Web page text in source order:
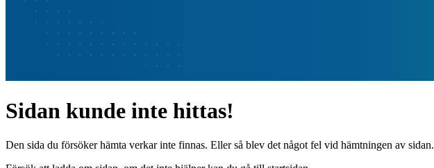
Sidan kunde inte hittas!
Den sida du försöker hämta verkar inte finnas. Eller så blev det något fel vid hämtningen av sidan.